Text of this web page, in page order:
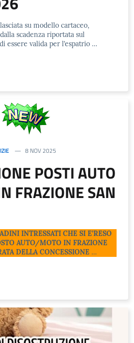
su modello cartaceo,
scadenza riportata sul
essere valida per l’espatrio …
8 NOV 2025
POSTI AUTO
FRAZIONE SAN
INTRESSATI CHE SI E’RESO
AUTO/MOTO IN FRAZIONE
DELLA CONCESSIONE …